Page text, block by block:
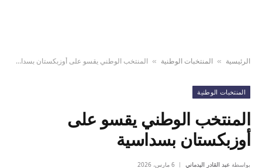
الرئيسية » المنتخبات الوطنية » المنتخب الوطني يقسو على أوزبكستان بسداسية
المنتخبات الوطنية
المنتخب الوطني يقسو على
أوزبكستان بسداسية
بواسطة عبد القادر اليدماني 6 مارس، 2026